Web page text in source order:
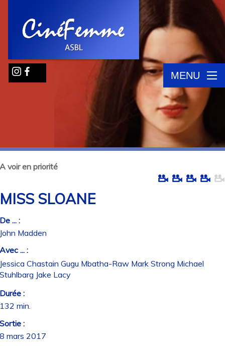
MENU
voir en priorité
SLOANE
... :
Madden
... :
Chastain Gugu Mbatha-Raw Mark Strong Michael
Jake Lacy
:
min.
:
mars 2017